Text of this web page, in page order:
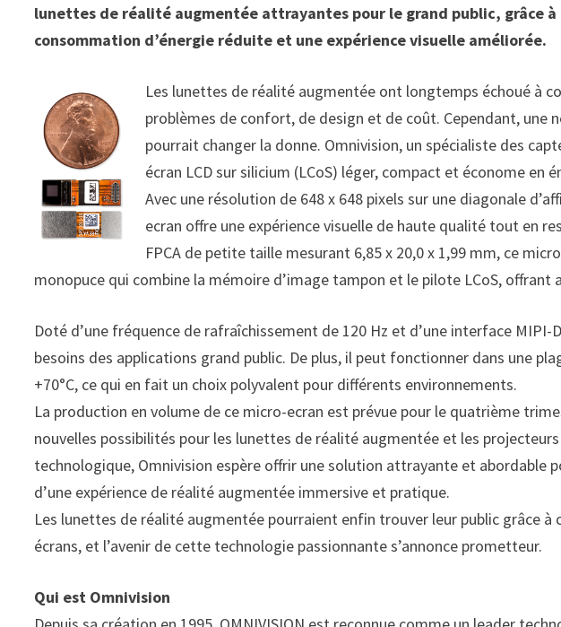
lunettes de réalité augmentée attrayantes pour le grand public, grâce à
consommation d’énergie réduite et une expérience visuelle améliorée.
Les lunettes de réalité augmentée ont longtemps échoué à
problèmes de confort, de design et de coût. Cependant, une
pourrait changer la donne. Omnivision, un spécialiste des
écran LCD sur silicium (LCoS) léger, compact et économe en
Avec une résolution de 648 x 648 pixels sur une diagonale
ecran offre une expérience visuelle de haute qualité tout en
FPCA de petite taille mesurant 6,85 x 20,0 x 1,99 mm, ce
monopuce qui combine la mémoire d’image tampon et le pilote LCoS,
Doté d’une fréquence de rafraîchissement de 120 Hz et d’une interface MIPI-
besoins des applications grand public. De plus, il peut fonctionner dans une
+70°C, ce qui en fait un choix polyvalent pour différents environnements.
La production en volume de ce micro-ecran est prévue pour le quatrième
nouvelles possibilités pour les lunettes de réalité augmentée et les
technologique, Omnivision espère offrir une solution attrayante et abordable
d’une expérience de réalité augmentée immersive et pratique.
Les lunettes de réalité augmentée pourraient enfin trouver leur public grâce
écrans, et l’avenir de cette technologie passionnante s’annonce prometteur.
Qui est Omnivision